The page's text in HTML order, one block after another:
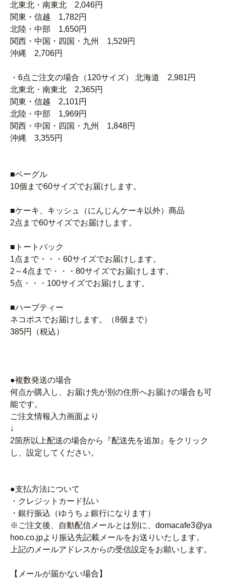
北東北・南東北 2,046円
関東・信越 1,782円
北陸・中部 1,650円
関西・中国・四国・九州 1,529円
沖縄 2,706円
・6点ご注文の場合（120サイズ） 北海道 2,981円
北東北・南東北 2,365円
関東・信越 2,101円
北陸・中部 1,969円
関西・中国・四国・九州 1,848円
沖縄 3,355円
■ベーグル
10個まで60サイズでお届けします。
■ケーキ、キッシュ（にんじんケーキ以外）商品
2点まで60サイズでお届けします。
■トートバック
1点まで・・・60サイズでお届けします。
2～4点まで・・・80サイズでお届けします。
5点・・・100サイズでお届けします。
■ハーブティー
ネコポスでお届けします。（8個まで）
385円（税込）
●複数発送の場合
何点か購入し、お届け先が別の住所へお届けの場合も可
能です。
ご注文情報入力画面より
↓
2箇所以上配送の場合から『配送先を追加』をクリック
し、設定してください。
●支払方法について
・クレジットカード払い
・銀行振込（ゆうちょ銀行になります）
※ご注文後、自動配信メールとは別に、domacafe3@ya
hoo.co.jpより振込先記載メールをお送りいたします。
上記のメールアドレスからの受信設定をお願いします。
【メールが届かない場合】